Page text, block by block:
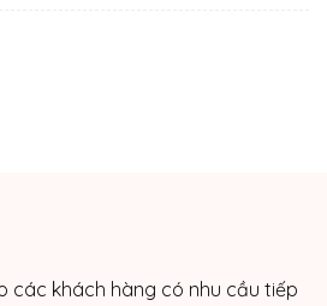
các khách hàng có nhu cầu tiếp